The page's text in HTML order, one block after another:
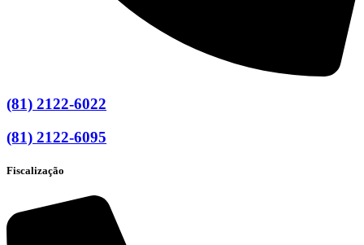
(81) 2122-6022
(81) 2122-6095
Fiscalização